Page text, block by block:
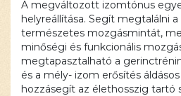
A megváltozott izomtónus
helyreállítása. Segít megtalálni
természetes mozgásmintát,
minőségi és funkcionális
megtapasztalható a
és a mély- izom erősítés
hozzásegít az élethosszig tartó